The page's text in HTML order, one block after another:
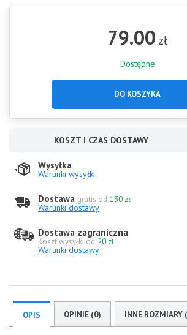
79.00 zł
Dostępne
DO KOSZYKA
KOSZT I CZAS DOSTAWY
Wysyłka
Warunki wysyłki
Dostawa gratis od 130 zł
Warunki dostawy
Dostawa zagraniczna
Koszt wysyłki od 20 zł
Warunki dostawy
OPIS OPINIE (0) INNE ROZMIARY